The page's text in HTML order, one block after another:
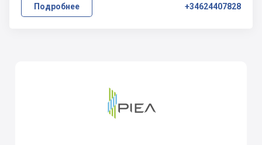
Подробнее +34624407828